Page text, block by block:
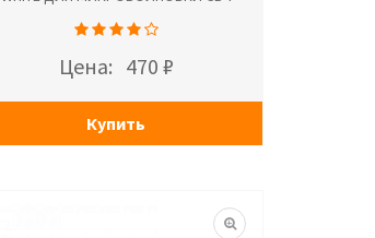
Цена: 470 ₽
Купить